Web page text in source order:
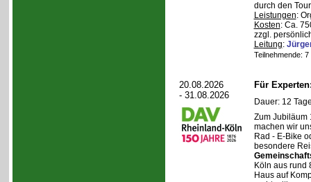
durch den
Leistungen:
Kosten: Ca.
zzgl.
Leitung:
Teilnehmende:
20.08.2026
- 31.08.2026
Für
Dauer: 12
Zum Jubiläum
machen wir
Rad - E-Bike
besondere
Köln aus rund
Haus auf